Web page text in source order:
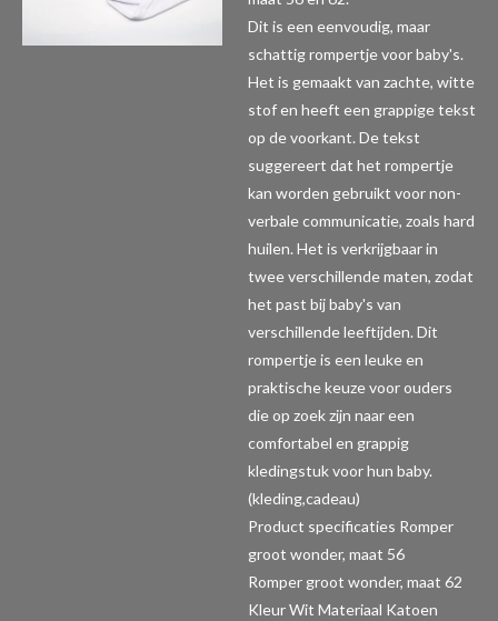
Dit is een eenvoudig, maar
schattig rompertje voor baby's.
Het is gemaakt van zachte, witte
stof en heeft een grappige tekst
op de voorkant. De tekst
suggereert dat het rompertje
kan worden gebruikt voor non-
verbale communicatie, zoals hard
huilen. Het is verkrijgbaar in
twee verschillende maten, zodat
het past bij baby's van
verschillende leeftijden. Dit
rompertje is een leuke en
praktische keuze voor ouders
die op zoek zijn naar een
comfortabel en grappig
kledingstuk voor hun baby.
(kleding,cadeau)
Product specificaties Romper
groot wonder, maat 56
Romper groot wonder, maat 62
Kleur Wit Materiaal Katoen